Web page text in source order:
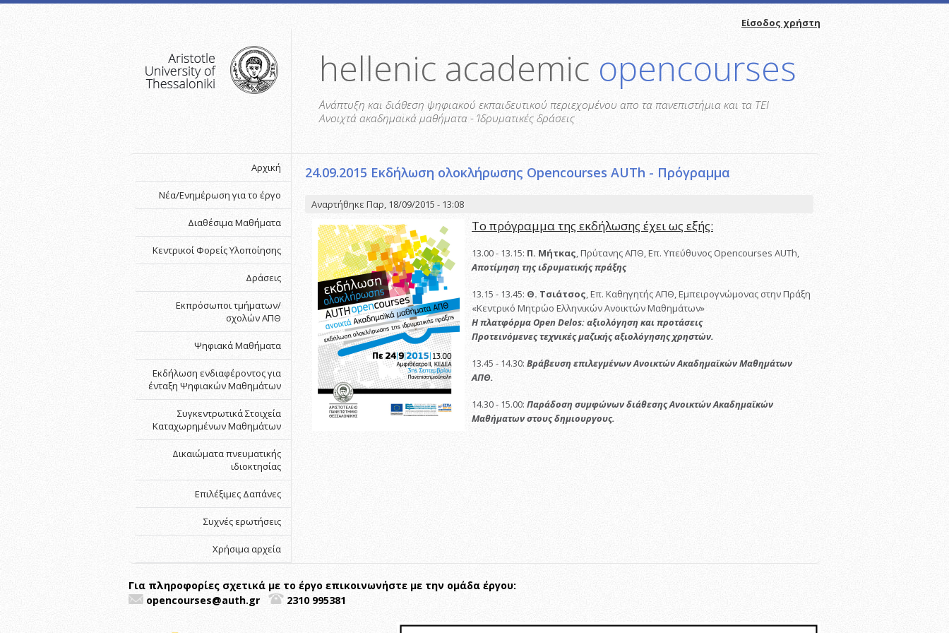
Είσοδος χρήστη
hellenic academic opencourses
Aνάπτυξη και διάθεση ψηφιακού εκπαιδευτικού περιεχομένου απο τα πανεπιστήμια και τα ΤΕΙ
Ανοιχτά ακαδημαϊκά μαθήματα - Ίδρυματικές δράσεις
24.09.2015 Εκδήλωση ολοκλήρωσης Opencourses AUTh - Πρόγραμμα
Αναρτήθηκε Παρ, 18/09/2015 - 13:08
Το πρόγραμμα της εκδήλωσης έχει ως εξής:
13.00 - 13.15: Π. Μήτκας, Πρύτανης ΑΠΘ, Επ. Υπεύθυνος Opencourses AUTh,
Αποτίμηση της ιδρυματικής πράξης
13.15 - 13.45: Θ. Τσιάτσος, Επ. Καθηγητής ΑΠΘ, Εμπειρογνώμονας στην Πράξη
«Κεντρικό Μητρώο Ελληνικών Ανοικτών Μαθημάτων»
H πλατφόρμα Open Delos:αξιολόγηση και προτάσεις
Προτεινόμενες τεχνικές μαζικής αξιολόγησης χρηστών.
13.45 - 14.30: Βράβευση επιλεγμένων Ανοικτών Ακαδημαϊκών Μαθημάτων
ΑΠΘ.
14.30 - 15.00: Παράδοση συμφώνων διάθεσης Ανοικτών Ακαδημαϊκών
Μαθήματων στους δημιουργους.
Αρχική
Νέα/Ενημέρωση για το έργο
Διαθέσιμα Μαθήματα
Κεντρικοί Φορείς Υλοποίησης
Δράσεις
Εκπρόσωποι τμήματων/
σχολών ΑΠΘ
Ψηφιακά Μαθήματα
Εκδήλωση ενδιαφέροντος για
ένταξη Ψηφιακών Μαθημάτων
Συγκεντρωτικά Στοιχεία
Καταχωρημένων Μαθημάτων
Δικαιώματα πνευματικής
ιδιοκτησίας
Επιλέξιμες Δαπάνες
Συχνές ερωτήσεις
Χρήσιμα αρχεία
Για πληροφορίες σχετικά με το έργο επικοινωνήστε με την ομάδα έργου:
opencourses@auth.gr
2310 995381